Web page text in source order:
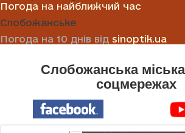
Погода на найближчий час
Слобожанське
Погода на 10 днів від sinoptik.ua
Слобожанська
соцмережах